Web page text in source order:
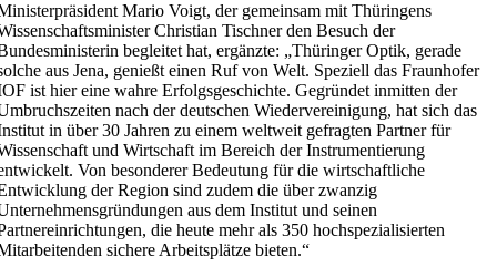
Mario Voigt, der gemeinsam mit Thüringens
Christian Tischner den Besuch der
begleitet hat, ergänzte: „Thüringer Optik, gerade
aus Jena, genießt einen Ruf von Welt. Speziell das Fraunhofer
ist hier eine wahre Erfolgsgeschichte. Gegründet inmitten der
nach der deutschen Wiedervereinigung, hat sich das
in über 30 Jahren zu einem weltweit gefragten Partner für
und Wirtschaft im Bereich der Instrumentierung
Von besonderer Bedeutung für die wirtschaftliche
der Region sind zudem die über zwanzig
aus dem Institut und seinen
die heute mehr als 350 hochspezialisierten
sichere Arbeitsplätze bieten.“